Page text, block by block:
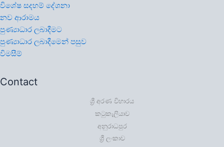
විශේෂ සදහම් දේශනා
නව ආරාමය
පුණ්‍යාධාර ලබාදීමට
පුණ්‍යාධාර ලබාදීමෙන් පසුව
විමසීම්
Contact
ශ්‍රී අරණ විහාරය
කටුකැලියාව
අනුරාධපුර
ශ්‍රී ලංකාව